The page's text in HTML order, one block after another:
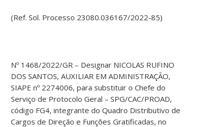
(Ref. Sol. Processo 23080.036167/2022-85)
Nº 1468/2022/GR – Designar NICOLAS RUFINO
DOS SANTOS, AUXILIAR EM ADMINISTRAÇÃO,
SIAPE nº 2274006, para substituir o Chefe do
Serviço de Protocolo Geral – SPG/CAC/PROAD,
código FG4, integrante do Quadro Distributivo de
Cargos de Direção e Funções Gratificadas, no